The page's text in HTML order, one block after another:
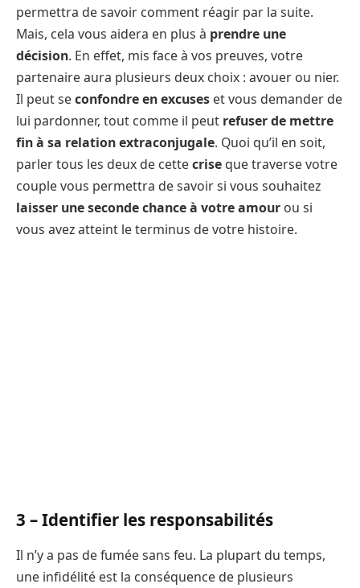
permettra de savoir comment réagir par la suite.
Mais, cela vous aidera en plus à prendre une
décision. En effet, mis face à vos preuves, votre
partenaire aura plusieurs deux choix : avouer ou nier.
Il peut seconfondre en excuses et vous demander de
lui pardonner, tout comme il peut refuser de mettre
fin à sa relation extraconjugale. Quoi qu’il en soit,
parler tous les deux de cettecrise que traverse votre
couple vous permettra de savoir si vous souhaitez
laisser une seconde chance à votre amour ou si
vous avez atteint le terminus de votre histoire.
3 – Identifier les responsabilités
Il n’y a pas de fumée sans feu. La plupart du temps,
une infidélité est la conséquence de plusieurs